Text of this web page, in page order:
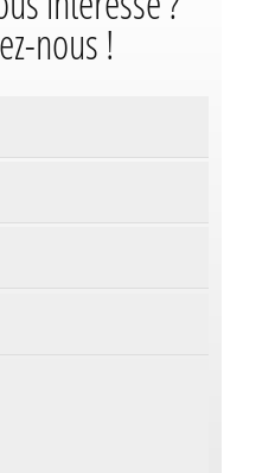
nous !